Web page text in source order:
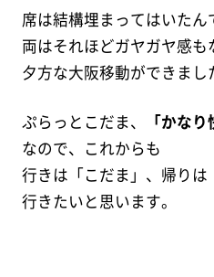
席は結構埋まってはいた
両はそれほどガヤガヤ感も
夕方な大阪移動ができまし
ぷらっとこだま、 「かな
なので、これからも
行きは「こだま」、帰り
行きたいと思います。